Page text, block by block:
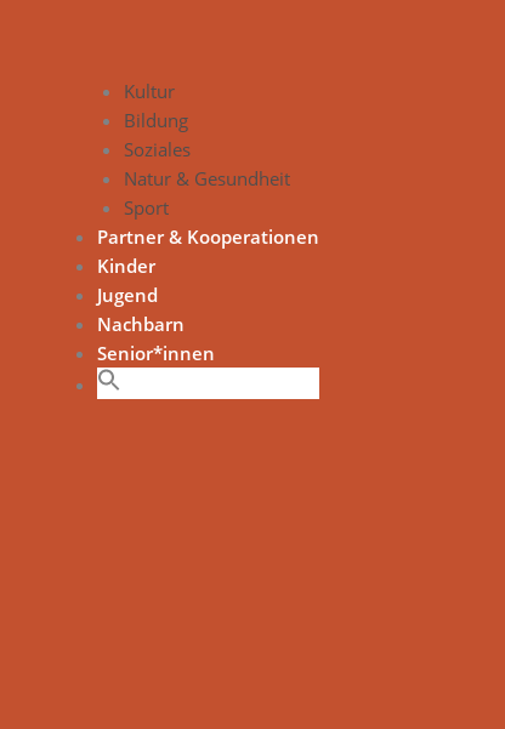
Kultur
Bildung
Soziales
Natur & Gesundheit
Sport
Partner & Kooperationen
Kinder
Jugend
Nachbarn
Senior*innen